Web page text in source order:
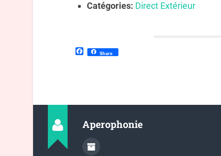
Catégories: Direct Extérieur
Facebook
Share
Aperophonie